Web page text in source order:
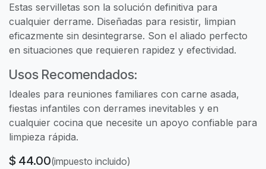
Estas servilletas son la solución definitiva para
cualquier derrame. Diseñadas para resistir, limpian
eficazmente sin desintegrarse. Son el aliado perfecto
en situaciones que requieren rapidez y efectividad.
Usos Recomendados:
Ideales para reuniones familiares con carne asada,
fiestas infantiles con derrames inevitables y en
cualquier cocina que necesite un apoyo confiable para
limpieza rápida.
$ 44.00(impuesto incluido)